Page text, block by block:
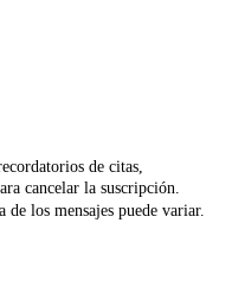
de citas,
cancelar la suscripción.
los mensajes puede variar.